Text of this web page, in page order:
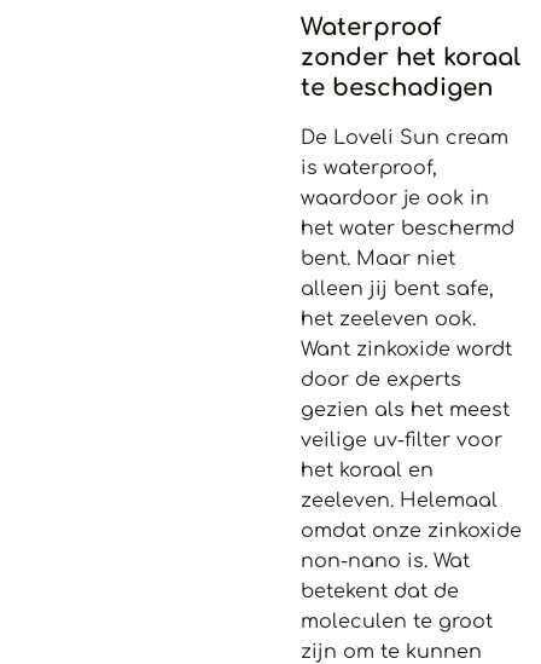
Waterproof
zonder het koraal
te beschadigen
De Loveli Sun cream
is waterproof,
waardoor je ook in
het water beschermd
bent. Maar niet
alleen jij bent safe,
het zeeleven ook.
Want zinkoxide wordt
door de experts
gezien als het meest
veilige uv-filter voor
het koraal en
zeeleven. Helemaal
omdat onze zinkoxide
non-nano is. Wat
betekent dat de
moleculen te groot
zijn om te kunnen